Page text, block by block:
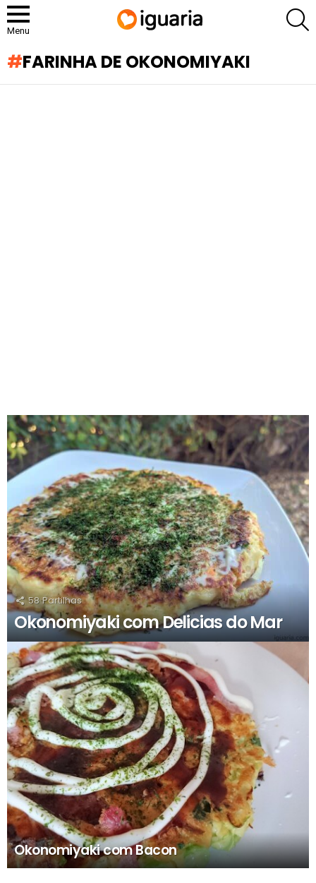
Menu
FARINHA DE OKONOMIYAKI
RECOMENDADOS
58 Partilhas
Okonomiyaki com Delicias do Mar
Okonomiyaki com Bacon